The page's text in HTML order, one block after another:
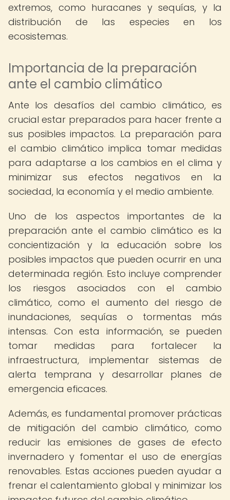
extremos, como huracanes y sequías, y la
distribución de las especies en los
ecosistemas.
Importancia de la preparación
ante el cambio climático
Ante los desafíos del cambio climático, es
crucial estar preparados para hacer frente a
sus posibles impactos. La preparación para
el cambio climático implica tomar medidas
para adaptarse a los cambios en el clima y
minimizar sus efectos negativos en la
sociedad, la economía y el medio ambiente.
Uno de los aspectos importantes de la
preparación ante el cambio climático es la
concientización y la educación sobre los
posibles impactos que pueden ocurrir en una
determinada región. Esto incluye comprender
los riesgos asociados con el cambio
climático, como el aumento del riesgo de
inundaciones, sequías o tormentas más
intensas. Con esta información, se pueden
tomar medidas para fortalecer la
infraestructura, implementar sistemas de
alerta temprana y desarrollar planes de
emergencia eficaces.
Además, es fundamental promover prácticas
de mitigación del cambio climático, como
reducir las emisiones de gases de efecto
invernadero y fomentar el uso de energías
renovables. Estas acciones pueden ayudar a
frenar el calentamiento global y minimizar los